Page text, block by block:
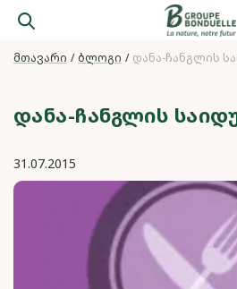
მთავარი ბლოგი დანა-ჩანგლის
ᲓᲐᲜᲐ-ᲩᲐᲜᲒᲚᲘᲡ
31.07.2015